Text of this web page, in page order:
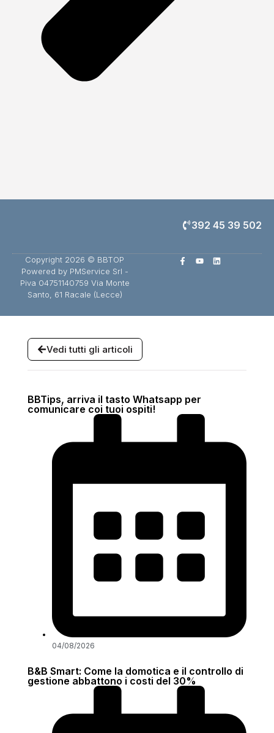
392 45 39 502
Copyright 2026 © BBTOP
Powered by PMService Srl -
Piva 04751140759 Via Monte
Santo, 61 Racale (Lecce)
Vedi tutti gli articoli
BBTips, arriva il tasto Whatsapp per
comunicare coi tuoi ospiti!
04/08/2026
B&B Smart: Come la domotica e il controllo di
gestione abbattono i costi del 30%